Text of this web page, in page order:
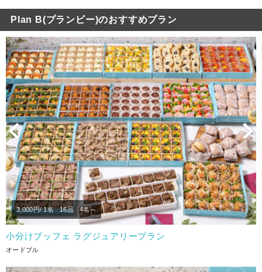
Plan B(プランビー)のおすすめプラン
Previous
3,000円/ 1名 16品 4名～
小分けブッフェ ラグジュアリープラン
オードブル